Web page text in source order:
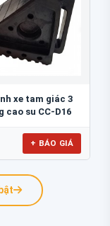
xe tam giác 3
cao su CC-D16
+ BÁO GIÁ